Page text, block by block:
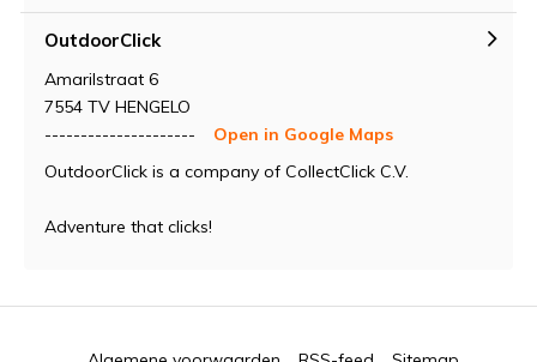
OutdoorClick
Amarilstraat 6
7554 TV HENGELO
---------------------
Open in Google Maps
OutdoorClick is a company of CollectClick C.V.
Adventure that clicks!